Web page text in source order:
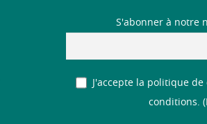
S'abonner à notre
J'accepte la politique
conditions. (